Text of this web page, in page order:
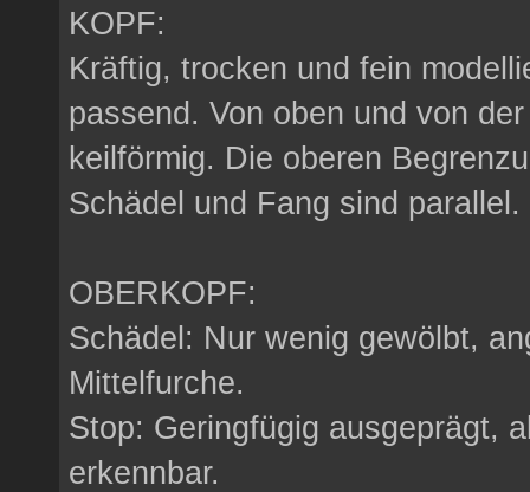
KOPF:
Kräftig, trocken und fein
passend. Von oben und von
keilförmig. Die oberen
Schädel und Fang sind parallel.
OBERKOPF:
Schädel: Nur wenig gewölbt,
Mittelfurche.
Stop: Geringfügig ausgeprägt,
erkennbar.